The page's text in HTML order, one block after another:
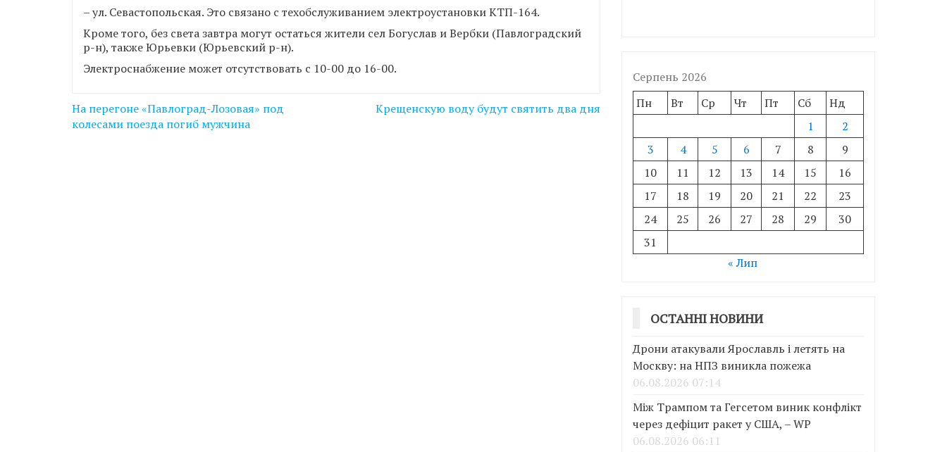
– ул. Севастопольская. Это связано с техобслуживанием электроустановки КТП-164.
Кроме того, без света завтра могут остаться жители сел Богуслав и Вербки (Павлоградский
р-н), также Юрьевки (Юрьевский р-н).
Электроснабжение может отсутствовать с 10-00 до 16-00.
Навігація
записів
На перегоне «Павлоград-Лозовая» под
колесами поезда погиб мужчина
Крещенскую воду будут святить два дня
Серпень 2026
Пн
Вт Ср Чт Пт Сб
Нд
1
2
3
4 5 6 7 8
9
10
11 12 13 14 15
16
17
18 19 20 21 22
23
24
25 26 27 28 29
30
31
« Лип
ОСТАННІ НОВИНИ
Дрони атакували Ярославль і летять на
Москву: на НПЗ виникла пожежа
06.08.2026 07:14
Між Трампом та Гегсетом виник конфлікт
через дефіцит ракет у США, – WP
06.08.2026 06:11